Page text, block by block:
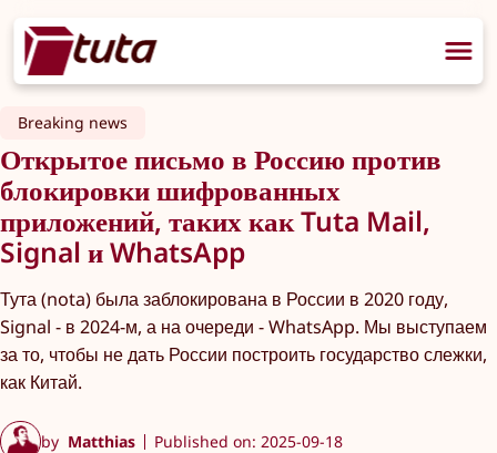
Breaking news
Открытое письмо в Россию против
блокировки шифрованных
приложений, таких как Tuta Mail,
Signal и WhatsApp
Тута (nota) была заблокирована в России в 2020 году,
Signal - в 2024-м, а на очереди - WhatsApp. Мы выступаем
за то, чтобы не дать России построить государство слежки,
как Китай.
by Matthias Published on: 2025-09-18